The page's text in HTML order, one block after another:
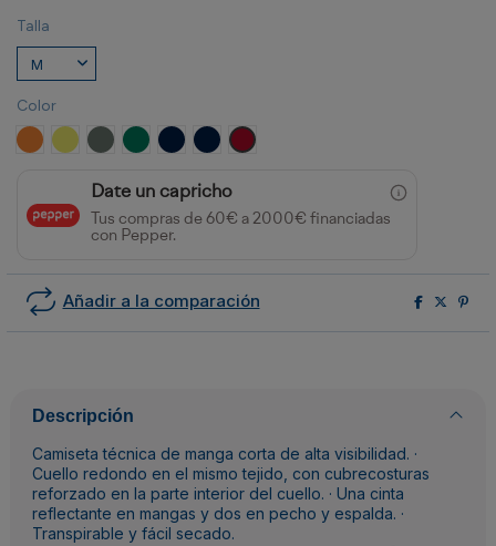
Talla
Color
NARANJA FLUOR
AMARILLO FLUOR
PLOMO/AMARILLO FLUOR
VERDE JARDÍN/AMARILLO FLÚOR
MARINO/AMARILLO FLUOR
MARINO/NARANJA FLUOR
ROJO LABORAL/AMARILLO FLÚOR
Date un capricho
Tus compras de 60€ a 2000€ financiadas
con Pepper.
Añadir a la comparación
Descripción
Camiseta técnica de manga corta de alta visibilidad. ·
Cuello redondo en el mismo tejido, con cubrecosturas
reforzado en la parte interior del cuello. · Una cinta
reflectante en mangas y dos en pecho y espalda. ·
Transpirable y fácil secado.